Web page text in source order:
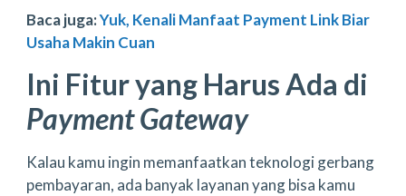
Baca juga:Yuk, Kenali Manfaat Payment Link Biar
Usaha Makin Cuan
Ini Fitur yang Harus Ada di
Payment Gateway
Kalau kamu ingin memanfaatkan teknologi gerbang
pembayaran, ada banyak layanan yang bisa kamu